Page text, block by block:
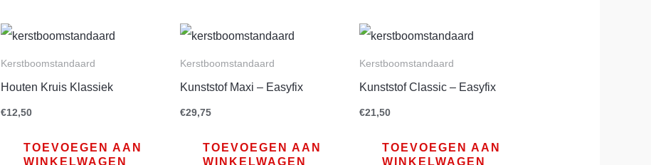
Kerstboomstandaard
Houten Kruis Klassiek
€12,50
TOEVOEGEN AAN
WINKELWAGEN
Kerstboomstandaard
Kunststof Maxi – Easyfix
€29,75
TOEVOEGEN AAN
WINKELWAGEN
Kerstboomstandaard
Kunststof Classic – Easyfix
€21,50
TOEVOEGEN AAN
WINKELWAGEN